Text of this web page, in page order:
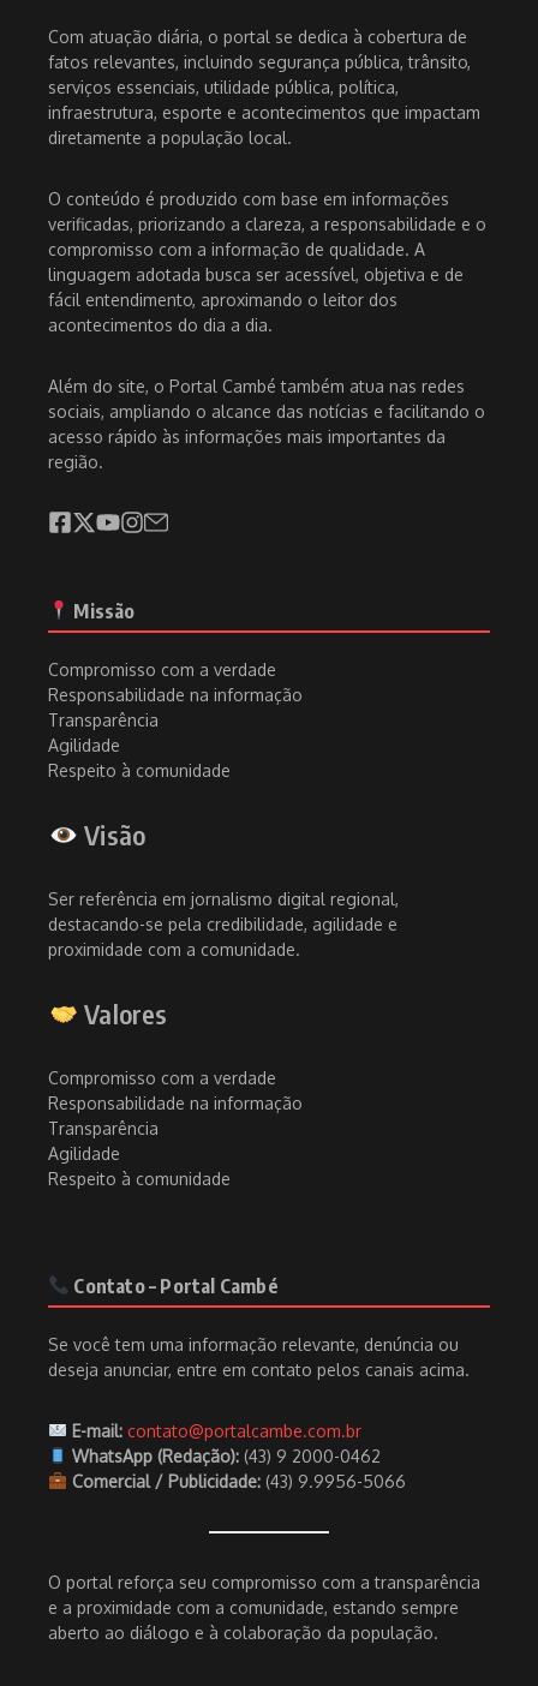
Com atuação diária, o portal se dedica à cobertura de
fatos relevantes, incluindo segurança pública, trânsito,
serviços essenciais, utilidade pública, política,
infraestrutura, esporte e acontecimentos que impactam
diretamente a população local.
O conteúdo é produzido com base em informações
verificadas, priorizando a clareza, a responsabilidade e o
compromisso com a informação de qualidade. A
linguagem adotada busca ser acessível, objetiva e de
fácil entendimento, aproximando o leitor dos
acontecimentos do dia a dia.
Além do site, o Portal Cambé também atua nas redes
sociais, ampliando o alcance das notícias e facilitando o
acesso rápido às informações mais importantes da
região.
Missão
Compromisso com a verdade
Responsabilidade na informação
Transparência
Agilidade
Respeito à comunidade
Visão
Ser referência em jornalismo digital regional,
destacando-se pela credibilidade, agilidade e
proximidade com a comunidade.
Valores
Compromisso com a verdade
Responsabilidade na informação
Transparência
Agilidade
Respeito à comunidade
Contato – Portal Cambé
Se você tem uma informação relevante, denúncia ou
deseja anunciar, entre em contato pelos canais acima.
E-mail: contato@portalcambe.com.br
WhatsApp (Redação):(43) 9 2000-0462
Comercial / Publicidade:(43) 9.9956-5066
O portal reforça seu compromisso com a transparência
e a proximidade com a comunidade, estando sempre
aberto ao diálogo e à colaboração da população.